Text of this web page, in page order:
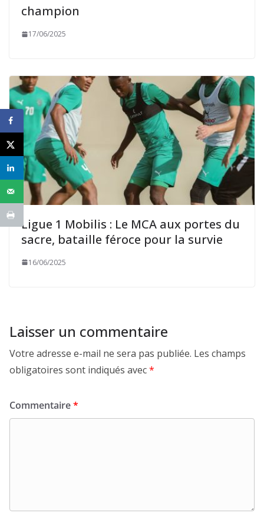
champion
17/06/2025
Ligue 1 Mobilis : Le MCA aux portes du
sacre, bataille féroce pour la survie
16/06/2025
Laisser un commentaire
Votre adresse e-mail ne sera pas publiée. Les champs
obligatoires sont indiqués avec*
Commentaire*